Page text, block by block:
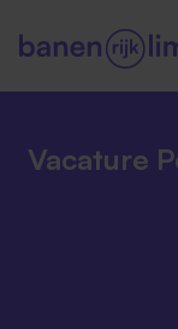
Vacature